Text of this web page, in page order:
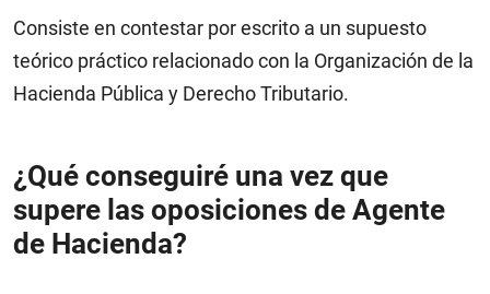
Consiste en contestar por escrito a un supuesto
teórico práctico relacionado con la Organización de la
Hacienda Pública y Derecho Tributario.
¿Qué conseguiré una vez que
supere las oposiciones de Agente
de Hacienda?